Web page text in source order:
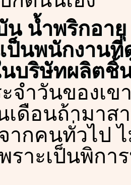
น น้ำพริกอายุ
ป็นพนักงาน
บริษัทผลิตชิ้
จำวันของเ
เดือนถ้ามา
ากคนทั่วไป
ราะเป็นพิกา